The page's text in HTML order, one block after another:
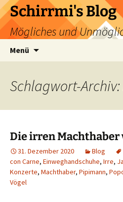
Zum
Inhalt
springen
Schirrmi's Blog
Mögliches und
Menü
Schlagwort-
Die irren Machthaber
31. Dezember 2020 Blog
con Carne, Einweghandschuhe, Irre,
Konzerte, Machthaber, Pipimann,
Vögel